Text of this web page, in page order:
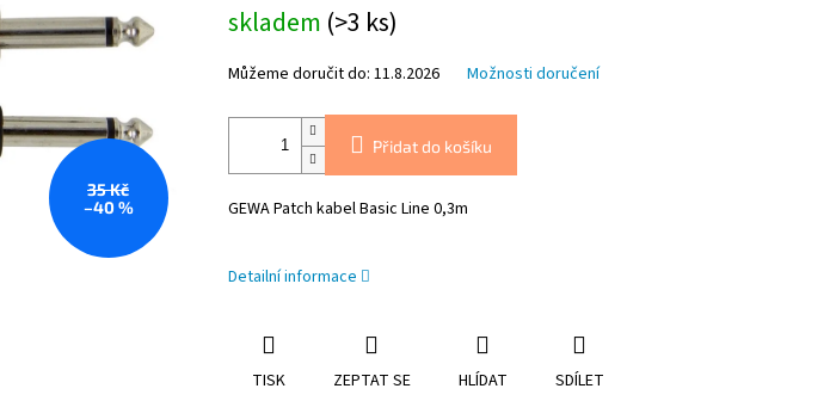
35 Kč
–40 %
cena:
skladem (>3 ks)
Můžeme doručit do: 11.8.2026 Možnosti doručení
Přidat do košíku
GEWA Patch kabel Basic Line 0,3m
Detailní informace
TISK ZEPTAT SE HLÍDAT SDÍLET